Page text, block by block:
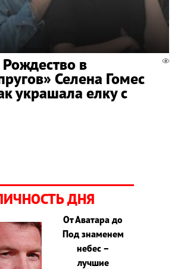
в
Селена Гомес
украшала елку с
ДНЯ
От Аватара до
Под знаменем
небес –
лучшие